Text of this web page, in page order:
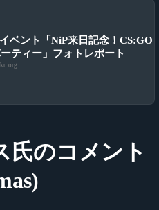
ベント「NiP来日記念！CS:GO
ティー」フォトレポート
氏のコメント